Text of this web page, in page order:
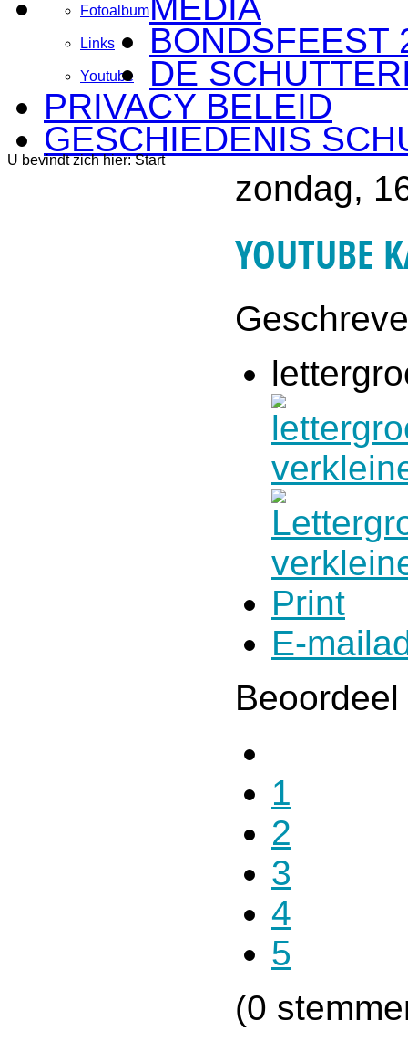
Fotoalbum
Links
Youtube
BONDSFEEST
DE
PRIVACY BELEID
GESCHIEDENIS
U bevindt zich hier:Start
zondag,
YOUTUBE
Print
E-
1
2
3
4
5
(0